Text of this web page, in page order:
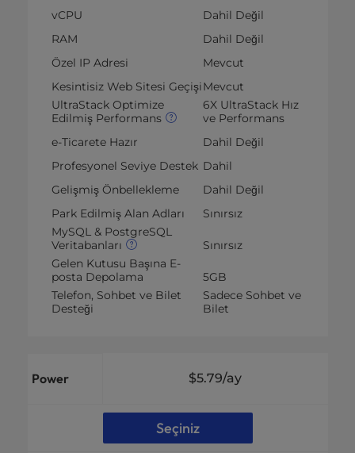
vCPU
Dahil Değil
RAM
Dahil Değil
Özel IP Adresi
Mevcut
Kesintisiz Web Sitesi GeçişiMevcut
UltraStack Optimize
Edilmiş Performans
6X UltraStack Hız
ve Performans
e-Ticarete Hazır
Dahil Değil
Profesyonel Seviye Destek Dahil
Gelişmiş Önbellekleme
Dahil Değil
Park Edilmiş Alan Adları
Sınırsız
MySQL & PostgreSQL
Veritabanları
Sınırsız
Gelen Kutusu Başına E-
posta Depolama
5GB
Telefon, Sohbet ve Bilet
Desteği
Sadece Sohbet ve
Bilet
Power $5.79/ay
Seçiniz